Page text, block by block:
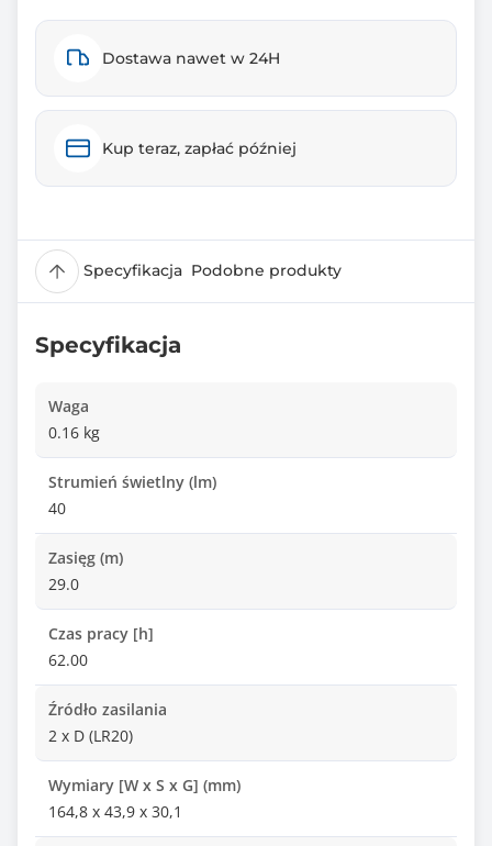
Dostawa nawet w 24H
Kup teraz, zapłać później
Specyfikacja Podobne produkty
Specyfikacja
Waga
0.16 kg
Strumień świetlny (lm)
40
Zasięg (m)
29.0
Czas pracy [h]
62.00
Źródło zasilania
2 x D (LR20)
Wymiary [W x S x G] (mm)
164,8 x 43,9 x 30,1